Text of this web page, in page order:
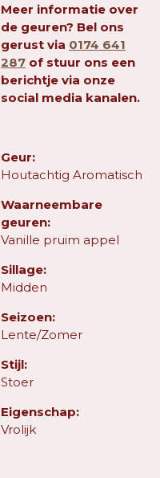
Meer informatie over
de geuren? Bel ons
gerust via 0174 641
287 of stuur ons een
berichtje via onze
social media kanalen.
Geur:
Houtachtig Aromatisch
Waarneembare
geuren:
Vanille pruim appel
Sillage:
Midden
Seizoen:
Lente/Zomer
Stijl:
Stoer
Eigenschap:
Vrolijk